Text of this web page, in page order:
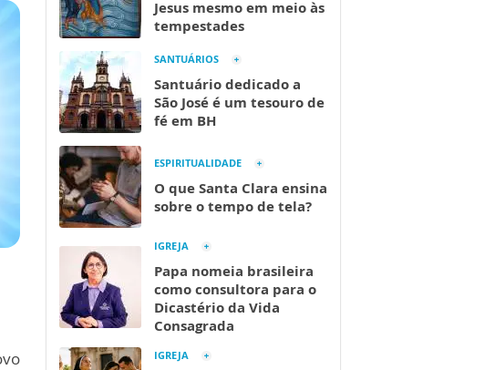
Jesus mesmo em meio às
tempestades
SANTUÁRIOS
Santuário dedicado a
São José é um tesouro de
fé em BH
ESPIRITUALIDADE
O que Santa Clara ensina
sobre o tempo de tela?
IGREJA
Papa nomeia brasileira
como consultora para o
Dicastério da Vida
Consagrada
IGREJA